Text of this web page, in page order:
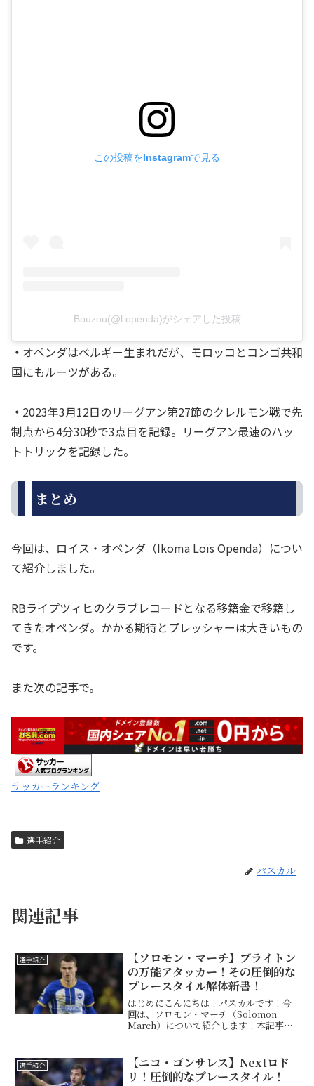
この投稿をInstagramで見る
Bouzou(@l.openda)がシェアした投稿
・ オペンダはベルギー生まれだが、モロッコとコンゴ共和
国にもルーツがある。
・ 2023年3月12日のリーグアン第27節のクレルモン戦で先
制点から4分30秒で3点目を記録。リーグアン最速のハッ
トトリックを記録した。
まとめ
今回は、ロイス・オペンダ（Ikoma Loïs Openda）につい
て紹介しました。
RBライプツィヒのクラブレコードとなる移籍金で移籍し
てきたオペンダ。かかる期待とプレッシャーは大きいもの
です。
また次の記事で。
サッカーランキング
選手紹介
パスカル
関連記事
選手紹介
【ソロモン・マーチ】ブライトン
の万能アタッカー！その圧倒的な
プレースタイル解体新書！
はじめにこんにちは！パスカルです！今
回は、ソロモン・マーチ（Solomon
March）について紹介します！本記事で
報 この投稿をInstagramで見る Bright...
選手紹介
【ニコ・ゴンサレス】Nextロド
リ！圧倒的なプレースタイル！